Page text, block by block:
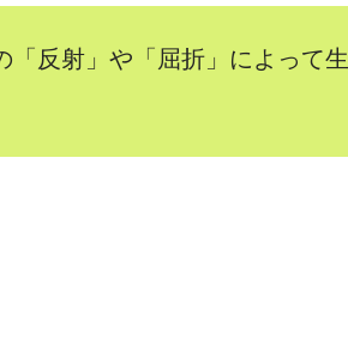
「反射」や「屈折」によって生